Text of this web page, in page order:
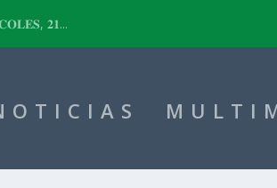
𝟐𝟏...